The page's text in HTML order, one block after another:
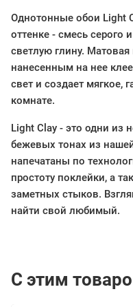
Однотонные обои Light
оттенке - смесь
светлую глину.
нанесенным на нее
свет и создает мягкое,
комнате.
Light Clay - это одни из
бежевых тонах из
напечатаны по
простоту поклейки, а
заметных стыков.
найти свой любимый.
С этим